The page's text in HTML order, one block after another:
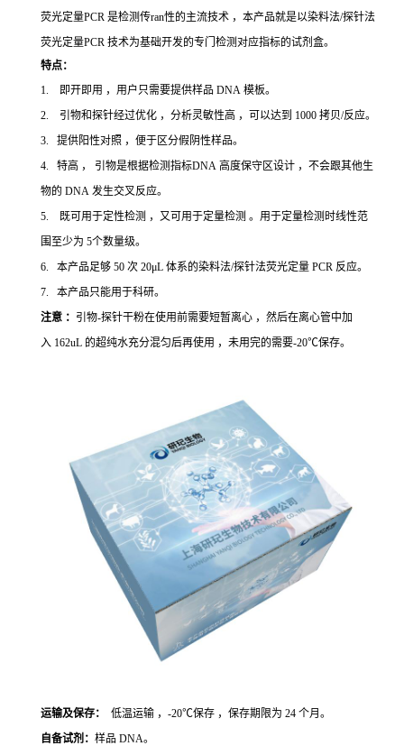
荧光定量PCR 是检测传ran性的主流技术 ，本产品就是以染料法/探针法
荧光定量PCR 技术为基础开发的专门检测对应指标的试剂盒。
特点：
1. 即开即用 ，用户只需要提供样品 DNA 模板。
2. 引物和探针经过优化 ，分析灵敏性高 ，可以达到 1000 拷贝/反应。
3. 提供阳性对照 ，便于区分假阴性样品。
4. 特高 ， 引物是根据检测指标DNA 高度保守区设计 ，不会跟其他生
物的 DNA 发生交叉反应。
5. 既可用于定性检测 ，又可用于定量检测 。用于定量检测时线性范
围至少为 5个数量级。
6. 本产品足够 50 次 20μL 体系的染料法/探针法荧光定量 PCR 反应。
7. 本产品只能用于科研。
注意 ： 引物-探针干粉在使用前需要短暂离心 ，然后在离心管中加
入 162uL 的超纯水充分混匀后再使用 ，未用完的需要-20℃保存。
运输及保存：
低温运输 ，-20℃保存 ，保存期限为 24 个月。
自备试剂： 样品 DNA。